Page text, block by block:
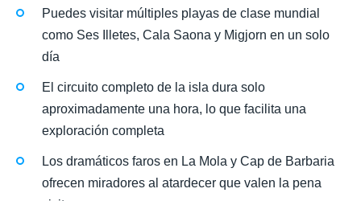
Puedes visitar múltiples playas de clase mundial
como Ses Illetes, Cala Saona y Migjorn en un solo
día
El circuito completo de la isla dura solo
aproximadamente una hora, lo que facilita una
exploración completa
Los dramáticos faros en La Mola y Cap de Barbaria
ofrecen miradores al atardecer que valen la pena